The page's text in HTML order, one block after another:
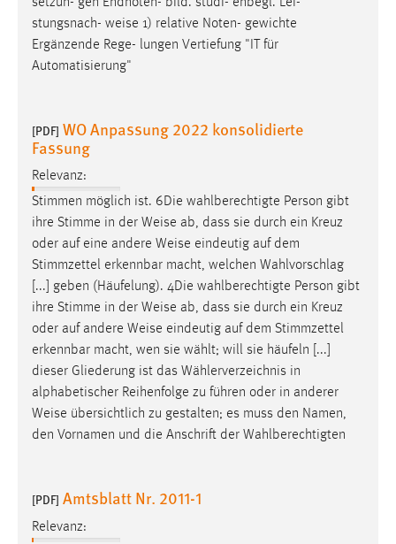
stungsnach- weise 1) relative Noten- gewichte
Ergänzende Rege- lungen Vertiefung "IT für
Automatisierung"
[PDF] WO Anpassung 2022 konsolidierte
Fassung
Relevanz:
Stimmen möglich ist. 6Die wahlberechtigte Person gibt
ihre Stimme in der Weise ab, dass sie durch ein Kreuz
oder auf eine andere Weise eindeutig auf dem
Stimmzettel erkennbar macht, welchen Wahlvorschlag
[...] geben (Häufelung). 4Die wahlberechtigte Person gibt
ihre Stimme in der Weise ab, dass sie durch ein Kreuz
oder auf andere Weise eindeutig auf dem Stimmzettel
erkennbar macht, wen sie wählt; will sie häufeln [...]
dieser Gliederung ist das Wählerverzeichnis in
alphabetischer Reihenfolge zu führen oder in anderer
Weise übersichtlich zu gestalten; es muss den Namen,
den Vornamen und die Anschrift der Wahlberechtigten
[PDF] Amtsblatt Nr. 2011-1
Relevanz: